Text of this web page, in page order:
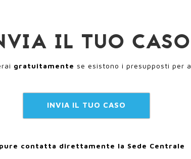
IL TUO CASO
gratuitamente se esistono i presupposti per
INVIA IL TUO CASO
contatta direttamente la Sede Centrale